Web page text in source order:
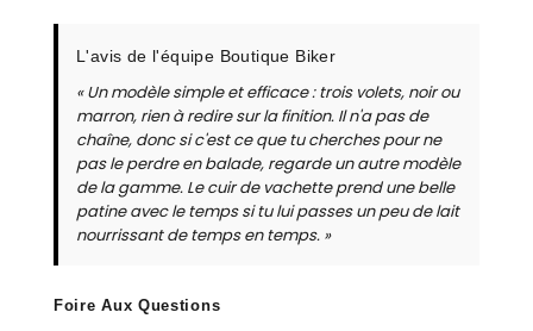
L'avis de l'équipe Boutique Biker
« Un modèle simple et efficace : trois volets, noir ou
marron, rien à redire sur la finition. Il n'a pas de
chaîne, donc si c'est ce que tu cherches pour ne
pas le perdre en balade, regarde un autre modèle
de la gamme. Le cuir de vachette prend une belle
patine avec le temps si tu lui passes un peu de lait
nourrissant de temps en temps. »
Foire Aux Questions